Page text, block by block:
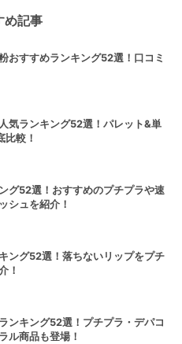
め記事
おすすめランキング52選！口コミ
気ランキング52選！パレット&単
比較！
グ52選！おすすめのプチプラや速
シュを紹介！
ング52選！落ちないリップをプチ
！
ンキング52選！プチプラ・デパコ
ル商品も登場！